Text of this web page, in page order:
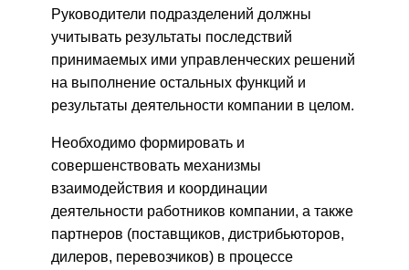
Руководители подразделений должны
учитывать результаты последствий
принимаемых ими управленческих решений
на выполнение остальных функций и
результаты деятельности компании в целом.
Необходимо формировать и
совершенствовать механизмы
взаимодействия и координации
деятельности работников компании, а также
партнеров (поставщиков, дистрибьюторов,
дилеров, перевозчиков) в процессе